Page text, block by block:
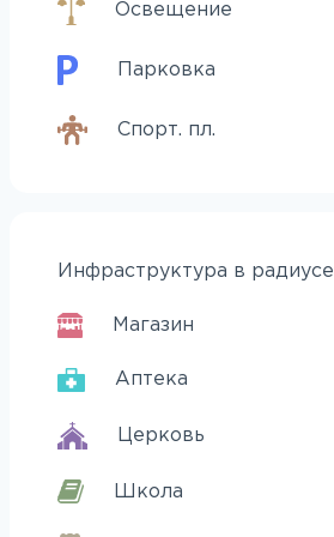
Освещение
Парковка
Спорт. пл.
Инфраструктура в
Магазин
Аптека
Церковь
Школа